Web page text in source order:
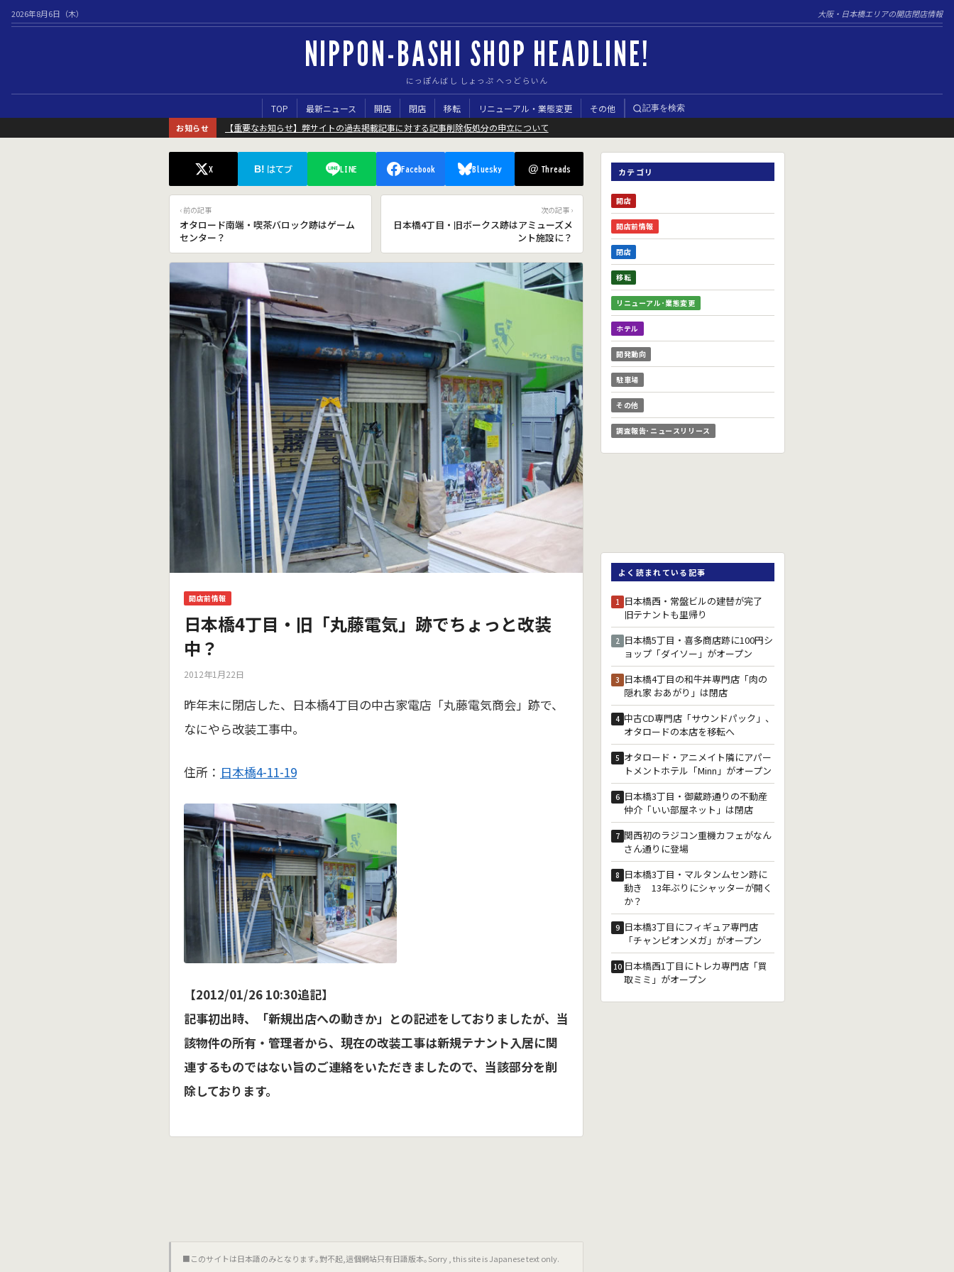
2026年8月6日（木） 大阪・日本橋エリアの開店閉店情報
NIPPON-BASHI SHOP HEADLINE!
にっぽんばし しょっぷ へっどらいん
TOP 最新ニュース 開店 閉店 移転 リニューアル・業態変更 その他 記事を検索
お知らせ 【重要なお知らせ】弊サイトの過去掲載記事に対する記事削除仮処分の申立について
X B! はてブ LINE Facebook Bluesky @ Threads
‹ 前の記事
オタロード南端・喫茶バロック跡はゲーム
センター？
次の記事 ›
日本橋4丁目・旧ボークス跡はアミューズメ
ント施設に？
開店前情報
日本橋4丁目・旧「丸藤電気」跡でちょっと改装
中？
2012年1月22日
昨年末に閉店した、日本橋4丁目の中古家電店「丸藤電気商会」跡で、
なにやら改装工事中。
住所： 日本橋4-11-19
【2012/01/26 10:30追記】
記事初出時、「新規出店への動きか」との記述をしておりましたが、当
該物件の所有・管理者から、現在の改装工事は新規テナント入居に関
連するものではない旨のご連絡をいただきましたので、当該部分を削
除しております。
■このサイトは日本語のみとなります｡對不起,這個網站只有日語版本｡Sorry , this site is Japanese text only.
カテゴリ
開店
開店前情報
閉店
移転
リニューアル･業態変更
ホテル
開発動向
駐車場
その他
調査報告･ニュースリリース
よく読まれている記事
1 日本橋西・常盤ビルの建替が完了
旧テナントも里帰り
2 日本橋5丁目・喜多商店跡に100円シ
ョップ「ダイソー」がオープン
3 日本橋4丁目の和牛丼専門店「肉の
隠れ家 おあがり」は閉店
4 中古CD専門店「サウンドパック」、
オタロードの本店を移転へ
5 オタロード・アニメイト隣にアパー
トメントホテル「Minn」がオープン
6 日本橋3丁目・御蔵跡通りの不動産
仲介「いい部屋ネット」は閉店
7 関西初のラジコン重機カフェがなん
さん通りに登場
8 日本橋3丁目・マルタンムセン跡に
動き 13年ぶりにシャッターが開く
か？
9 日本橋3丁目にフィギュア専門店
「チャンピオンメガ」がオープン
10 日本橋西1丁目にトレカ専門店「買
取ミミ」がオープン